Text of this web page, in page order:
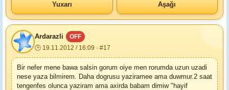
Yuxarı Aşağı
Ardarazli
OFF
🕒 19.11.2012 / 16:09 · #17
Bir nefer mene bawa salsin gorum oiye men rorumda uzun uzadi
nese yaza bilmirem. Daha dogrusu yaziramee ama duwmur.2 saat
tengenfes olunca yaziram ama axirda babam dimiw "hayif